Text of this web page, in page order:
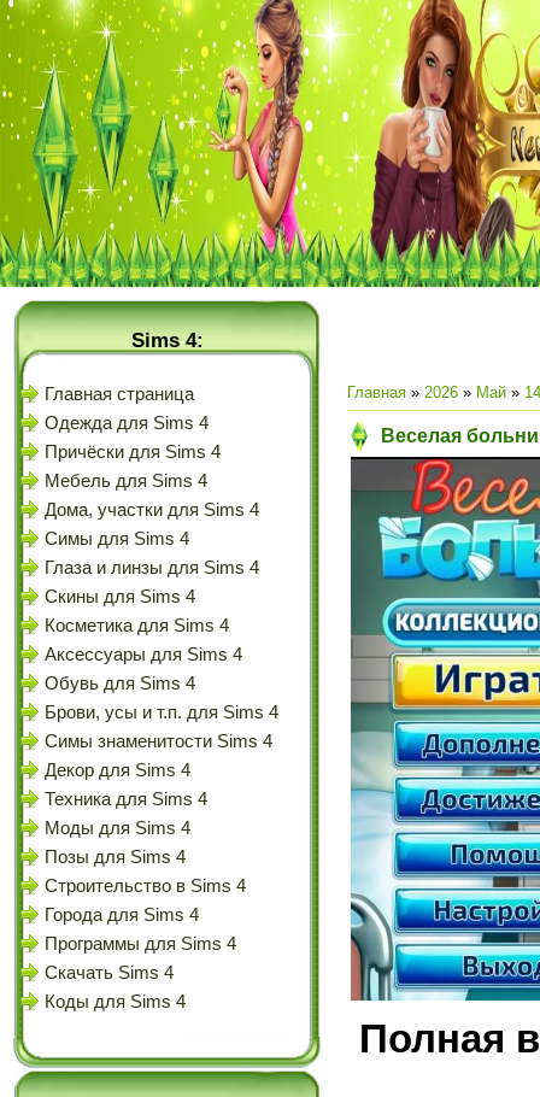
Sims 4:
Главная страница
Одежда для Sims 4
Причёски для Sims 4
Мебель для Sims 4
Дома, участки для Sims 4
Симы для Sims 4
Глаза и линзы для Sims 4
Скины для Sims 4
Косметика для Sims 4
Аксессуары для Sims 4
Обувь для Sims 4
Брови, усы и т.п. для Sims 4
Симы знаменитости Sims 4
Декор для Sims 4
Техника для Sims 4
Моды для Sims 4
Позы для Sims 4
Строительство в Sims 4
Города для Sims 4
Программы для Sims 4
Скачать Sims 4
Коды для Sims 4
Главная » 2026 » Май » 14
Веселая
Полная